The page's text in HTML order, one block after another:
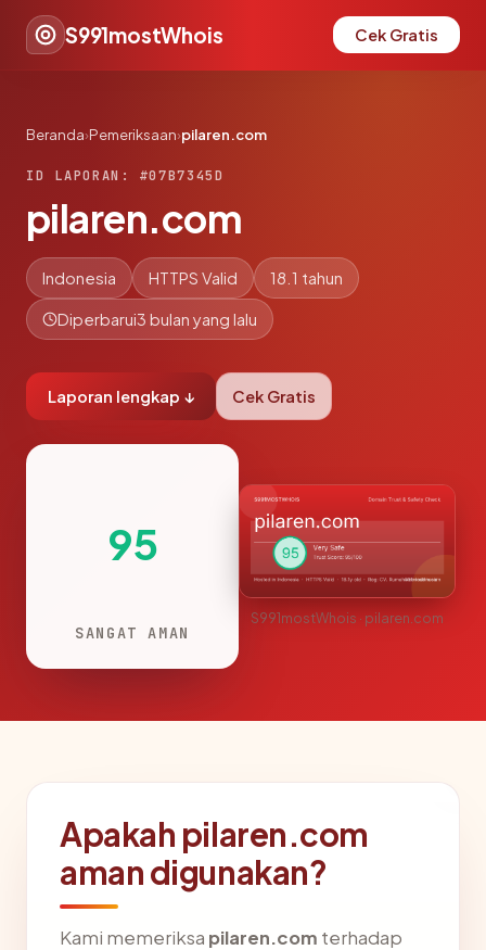
S991mostWhois Cek Gratis
Beranda›Pemeriksaan›pilaren.com
ID LAPORAN: #07B7345D
pilaren.com
Indonesia HTTPS Valid 18.1 tahun
Diperbarui3 bulan yang lalu
Laporan lengkap ↓ Cek Gratis
95
SANGAT AMAN
S991mostWhois · pilaren.com
Apakah pilaren.com
aman digunakan?
Kami memeriksa pilaren.com terhadap